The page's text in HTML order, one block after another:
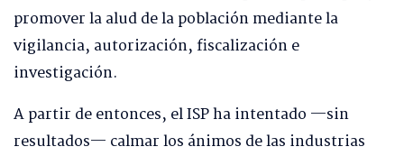
promover la alud de la población mediante la
vigilancia, autorización, fiscalización e
investigación.
A partir de entonces, el ISP ha intentado —sin
resultados— calmar los ánimos de las industrias